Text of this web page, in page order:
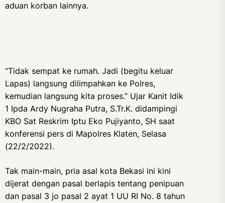
aduan korban lainnya.
“Tidak sempat ke rumah. Jadi (begitu keluar
Lapas) langsung dilimpahkan ke Polres,
kemudian langsung kita proses.” Ujar Kanit Idik
1 Ipda Ardy Nugraha Putra, S.Tr.K. didampingi
KBO Sat Reskrim Iptu Eko Pujiyanto, SH saat
konferensi pers di Mapolres Klaten, Selasa
(22/2/2022).
Tak main-main, pria asal kota Bekasi ini kini
dijerat dengan pasal berlapis tentang penipuan
dan pasal 3 jo pasal 2 ayat 1 UU RI No. 8 tahun